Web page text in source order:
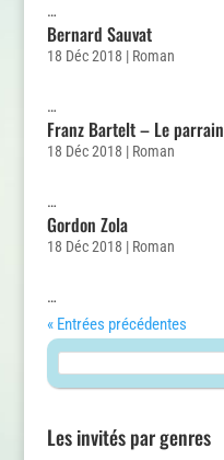
…
Bernard Sauvat
18 Déc 2018 | Roman
…
Franz Bartelt – Le parrain
18 Déc 2018 | Roman
…
Gordon Zola
18 Déc 2018 | Roman
…
« Entrées précédentes
Les invités par genres